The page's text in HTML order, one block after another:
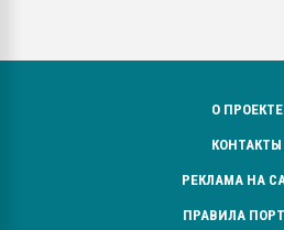
О ПРОЕКТЕ
КОНТАКТЫ
РЕКЛАМА НА
ПРАВИЛА